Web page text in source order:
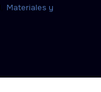
Materiales y